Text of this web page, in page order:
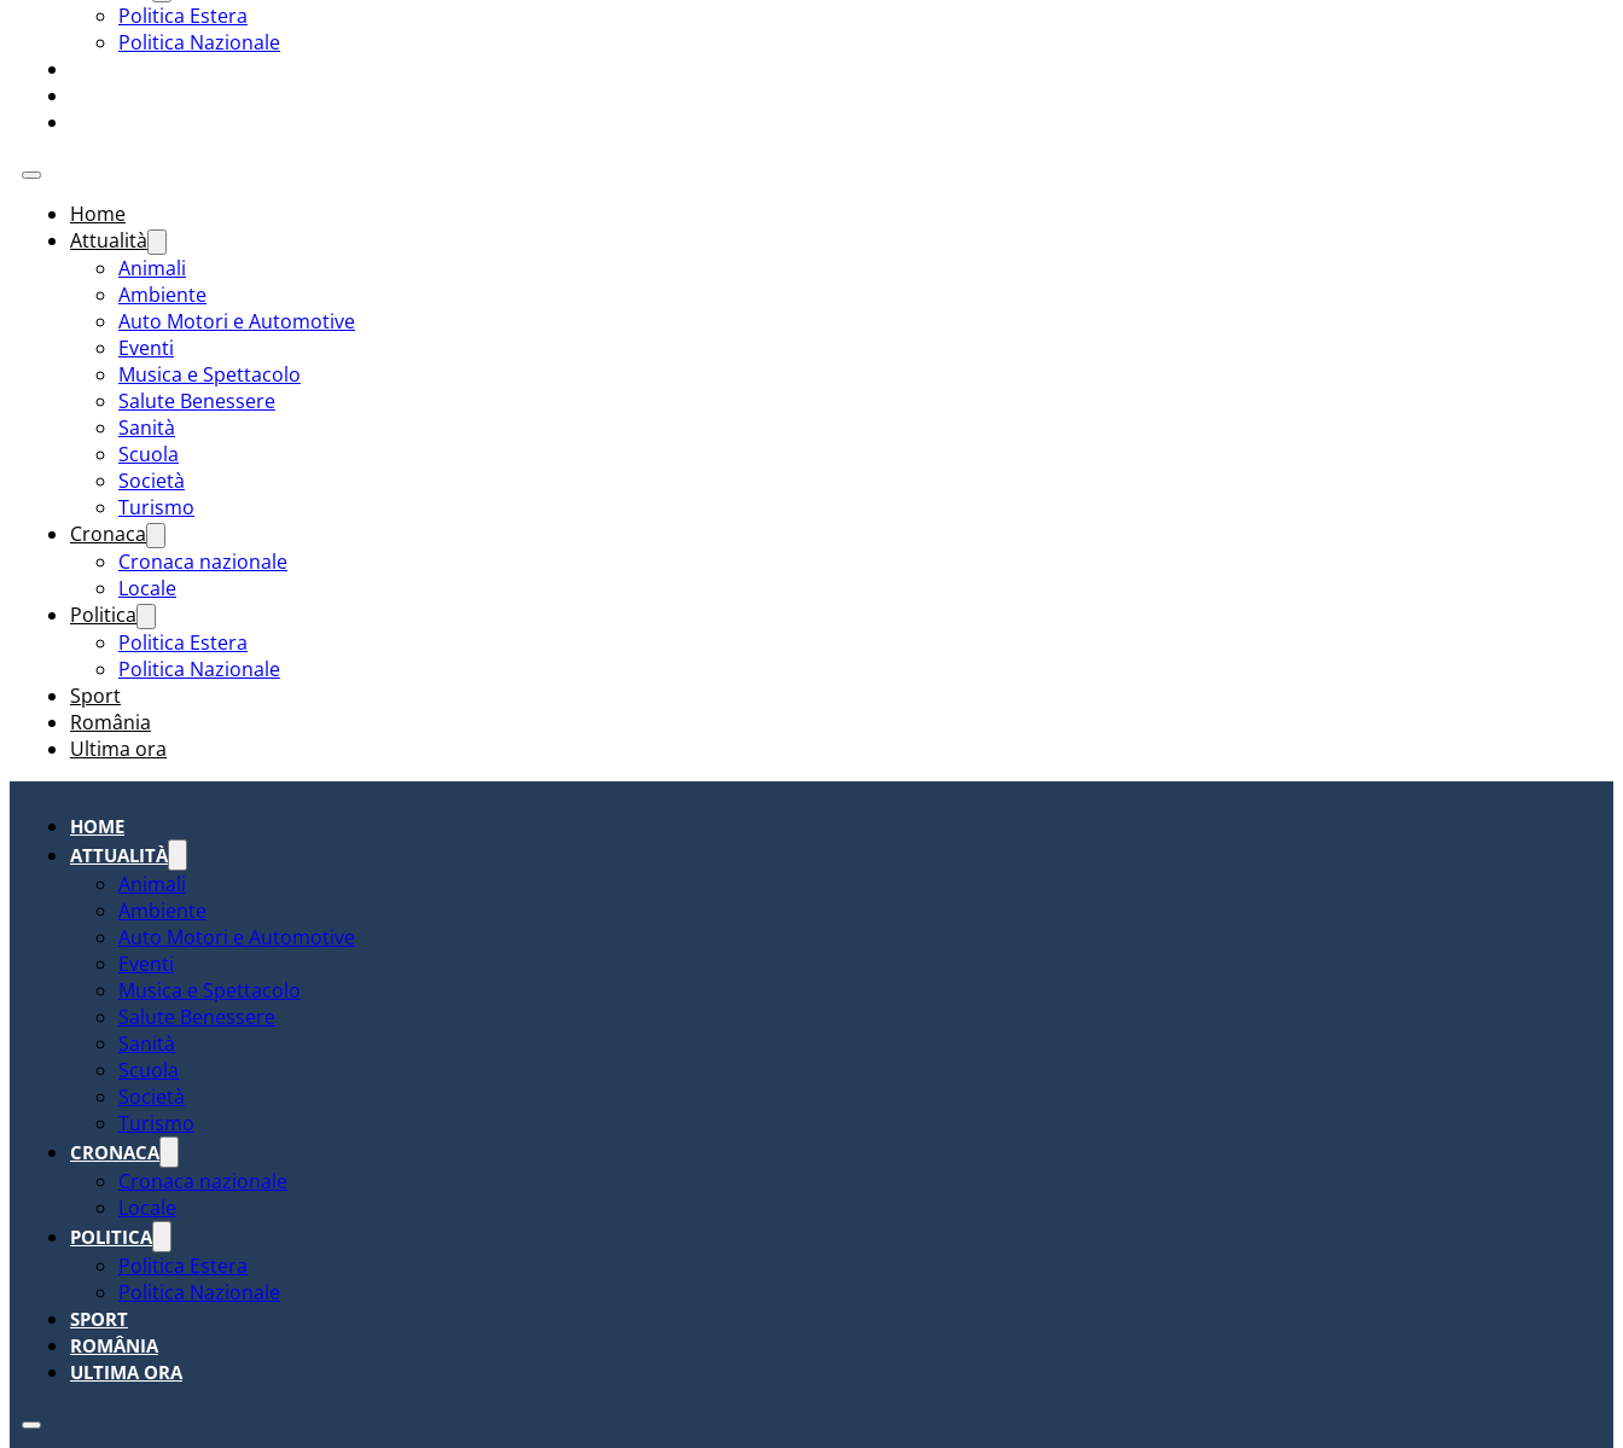
Politica Estera
Politica Nazionale
Home
Attualità
Animali
Ambiente
Auto Motori e Automotive
Eventi
Musica e Spettacolo
Salute Benessere
Sanità
Scuola
Società
Turismo
Cronaca
Cronaca nazionale
Locale
Politica
Politica Estera
Politica Nazionale
Sport
România
Ultima ora
HOME
ATTUALITÀ
Animali
Ambiente
Auto Motori e Automotive
Eventi
Musica e Spettacolo
Salute Benessere
Sanità
Scuola
Società
Turismo
CRONACA
Cronaca nazionale
Locale
POLITICA
Politica Estera
Politica Nazionale
SPORT
ROMÂNIA
ULTIMA ORA